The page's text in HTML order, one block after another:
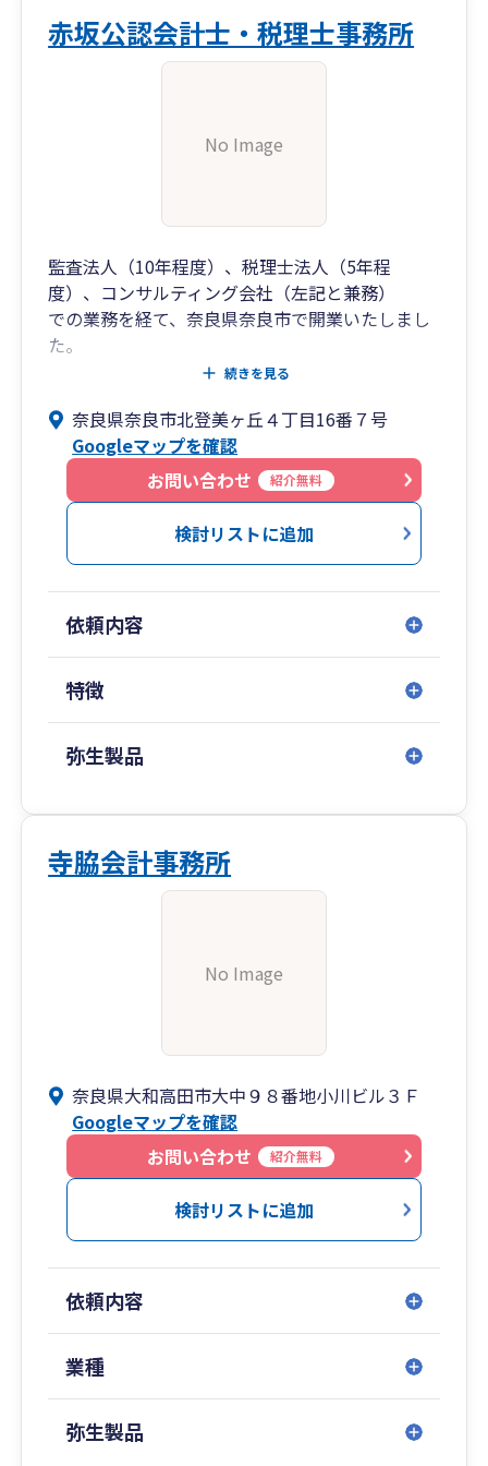
赤坂公認会計士・税理士事務所
No Image
監査法人（10年程度）、税理士法人（5年程
度）、コンサルティング会社（左記と兼務）
での業務を経て、奈良県奈良市で開業いたしまし
た。
数多くの上場企業・中小企業の法定監査や税務申
お客様に適切な助言をするよう心掛けておりま
す。
もし、気に入っていただけましたら、お客様には
私自身が対応させていただいております。
ご安心ください。
続きを見る
奈良県奈良市北登美ヶ丘４丁目16番７号
Googleマップを確認
お問い合わせ
紹介無料
検討リストに追加
依頼内容
特徴
弥生製品
寺脇会計事務所
No Image
奈良県大和高田市大中９８番地小川ビル３Ｆ
Googleマップを確認
お問い合わせ
紹介無料
検討リストに追加
依頼内容
業種
弥生製品